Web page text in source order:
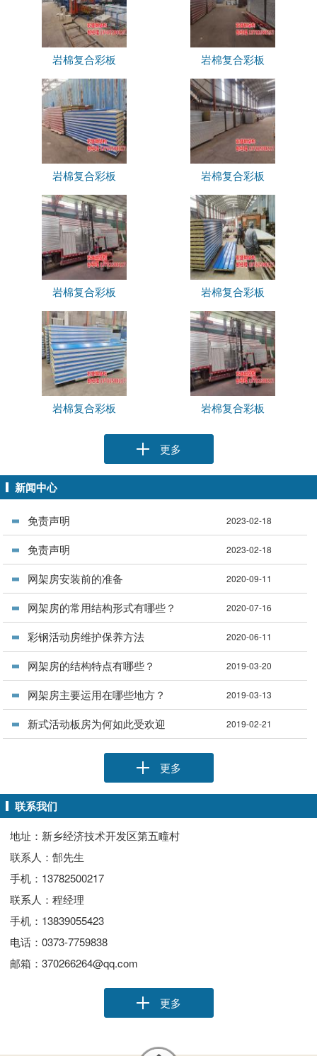
岩棉复合彩板 岩棉复合彩板
岩棉复合彩板 岩棉复合彩板
岩棉复合彩板 岩棉复合彩板
岩棉复合彩板 岩棉复合彩板
更多
新闻中心
免责声明 2023-02-18
免责声明 2023-02-18
网架房安装前的准备 2020-09-11
网架房的常用结构形式有哪些？ 2020-07-16
彩钢活动房维护保养方法 2020-06-11
网架房的结构特点有哪些？ 2019-03-20
网架房主要运用在哪些地方？ 2019-03-13
新式活动板房为何如此受欢迎 2019-02-21
更多
联系我们
地址：新乡经济技术开发区第五疃村
联系人：郜先生
手机：13782500217
联系人：程经理
手机：13839055423
电话：0373-7759838
邮箱：370266264@qq.com
更多